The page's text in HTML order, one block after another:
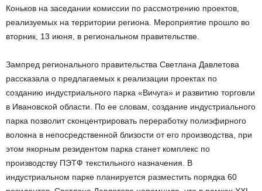
Коньков на заседании комиссии по рассмотрению проектов,
реализуемых на территории региона. Мероприятие прошло во
вторник, 13 июня, в региональном правительстве.
Зампред регионального правительства Светлана Давлетова
рассказала о предлагаемых к реализации проектах по
созданию индустриального парка «Вичуга» и развитию торговли
в Ивановской области. По ее словам, создание индустриального
парка позволит сконцентрировать переработку полиэфирного
волокна в непосредственной близости от его производства, при
этом якорным резидентом парка станет комплекс по
производству ПЭТФ текстильного назначения. В
индустриальном парке планируется разместить порядка 60